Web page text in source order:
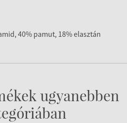
40% pamut, 18% elasztán
ugyanebben